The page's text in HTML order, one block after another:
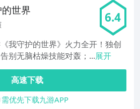
世界 6.4
我守护的世界》火力全开！独创
别无脑枯燥技能对轰；...展开
高速下载
需优先下载九游APP